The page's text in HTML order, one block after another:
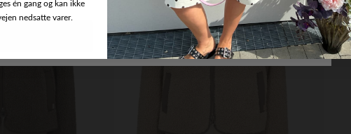
én gang og kan ikke
nedsatte varer.